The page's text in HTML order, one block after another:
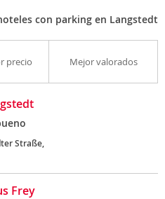
con parking en Langstedt
precio Mejor valorados
Straße,
Frey